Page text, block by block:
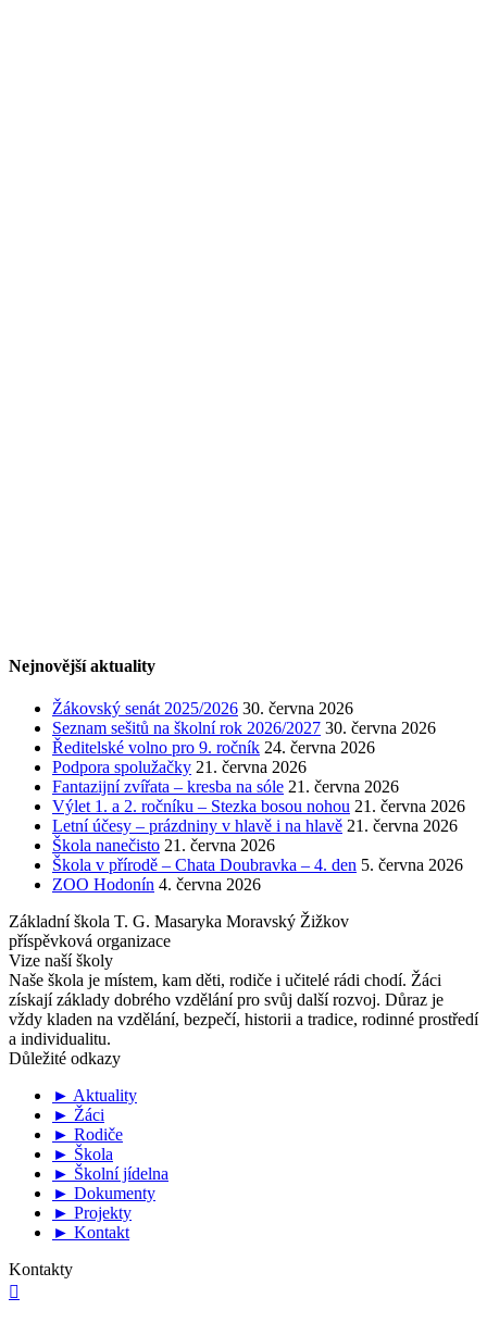
Nejnovější aktuality
Žákovský senát 2025/2026 30. června 2026
Seznam sešitů na školní rok 2026/2027 30. června 2026
Ředitelské volno pro 9. ročník 24. června 2026
Podpora spolužačky 21. června 2026
Fantazijní zvířata – kresba na sóle 21. června 2026
Výlet 1. a 2. ročníku – Stezka bosou nohou 21. června 2026
Letní účesy – prázdniny v hlavě i na hlavě 21. června 2026
Škola nanečisto 21. června 2026
Škola v přírodě – Chata Doubravka – 4. den 5. června 2026
ZOO Hodonín 4. června 2026
Základní škola T. G. Masaryka Moravský Žižkov
příspěvková organizace
Vize naší školy
Naše škola je místem, kam děti, rodiče i učitelé rádi chodí. Žáci
získají základy dobrého vzdělání pro svůj další rozvoj. Důraz je
vždy kladen na vzdělání, bezpečí, historii a tradice, rodinné prostředí
a individualitu.
Důležité odkazy
► Aktuality
► Žáci
► Rodiče
► Škola
► Školní jídelna
► Dokumenty
► Projekty
► Kontakt
Kontakty
